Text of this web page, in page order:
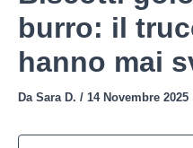
burro: il
hanno mai
Da Sara D. / 14 Novembre 2025